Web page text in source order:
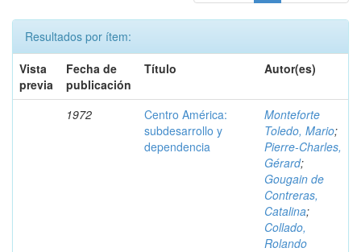
Resultados por ítem:
Vista
previa
Fecha de
publicación
Título Autor(es)
1972
Centro América:
subdesarrollo y
dependencia
Monteforte
Toledo, Mario;
Pierre-Charles,
Gérard;
Gougain de
Contreras,
Catalina;
Collado,
Rolando